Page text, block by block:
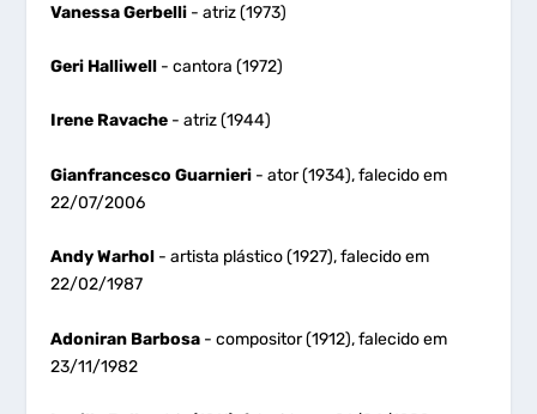
Vanessa Gerbelli - atriz (1973)
Geri Halliwell - cantora (1972)
Irene Ravache - atriz (1944)
Gianfrancesco Guarnieri - ator (1934), falecido em
22/07/2006
Andy Warhol - artista plástico (1927), falecido em
22/02/1987
Adoniran Barbosa - compositor (1912), falecido em
23/11/1982